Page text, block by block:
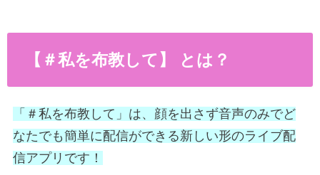
【＃私を布教して】 とは？
「＃私を布教して」は、顔を出さず音声のみでど
なたでも簡単に配信ができる新しい形のライブ配
信アプリです！